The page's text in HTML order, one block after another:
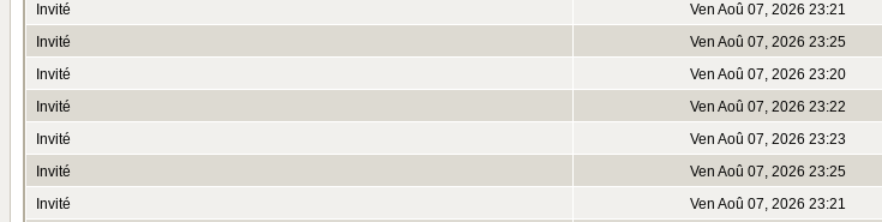
Invité
Ven Aoû 07, 2026 23:21
Invité
Ven Aoû 07, 2026 23:25
Invité
Ven Aoû 07, 2026 23:20
Invité
Ven Aoû 07, 2026 23:22
Invité
Ven Aoû 07, 2026 23:23
Invité
Ven Aoû 07, 2026 23:25
Invité
Ven Aoû 07, 2026 23:21